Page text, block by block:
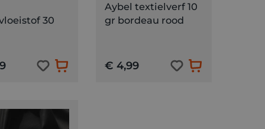
30
Aybel textielverf 10
gr bordeau rood
€ 4,99